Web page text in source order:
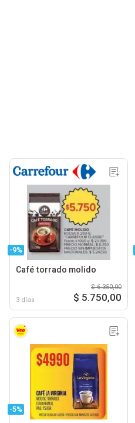
-9%
Café torrado molido
3 días
$ 6.350,00
$ 5.750,00
-5%